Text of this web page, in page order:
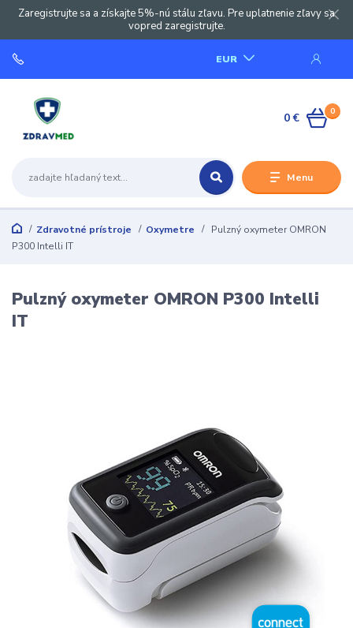
Zaregistrujte sa a získajte 5%-nú stálu zľavu. Pre uplatnenie zľavy sa
vopred zaregistrujte.
Menu
EUR
0
0 €
Zdravotné prístroje Oxymetre
Pulzný oxymeter OMRON
P300 Intelli IT
Pulzný oxymeter OMRON P300 Intelli
IT